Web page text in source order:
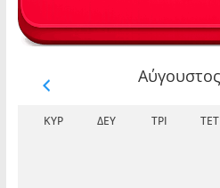
ΚΥΡ ΔΕΥ ΤΡΊ ΤΕΤ